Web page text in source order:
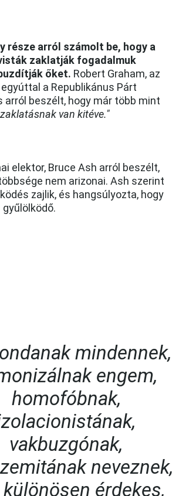
része arról számolt be, hogy a
zaklatják fogadalmuk
őket. Robert Graham, az
a Republikánus Párt
arról beszélt, hogy már több mint
van kitéve."
elektor, Bruce Ash arról beszélt,
nem arizonai. Ash szerint
zajlik, és hangsúlyozta, hogy
mindennek,
engem,
homofóbnak,
vakbuzgónak,
neveznek,
érdekes,